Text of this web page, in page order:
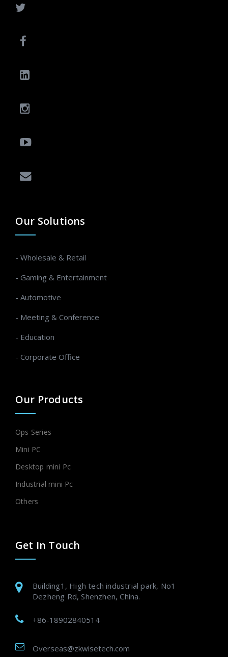
Our Solutions
- Wholesale & Retail
- Gaming & Entertainment
- Automotive
- Meeting & Conference
- Education
- Corporate Office
Our Products
Ops Series
Mini PC
Desktop mini Pc
Industrial mini Pc
Others
Get In Touch
Building1, High tech industrial park, No1
Dezheng Rd, Shenzhen, China.
+86-18902840514
Overseas@zkwisetech.com